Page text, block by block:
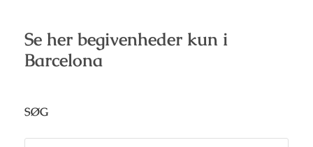
Se her begivenheder kun i
Barcelona
SØG